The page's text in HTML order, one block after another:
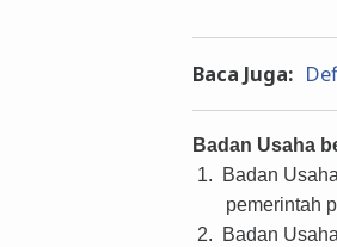
Baca Juga:
Badan Usaha
1.
Badan
pemerintah
2.
Badan